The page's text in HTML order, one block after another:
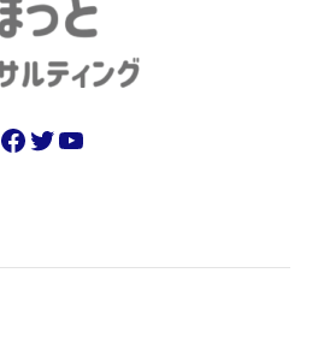
Facebook
Twitter
YouTube